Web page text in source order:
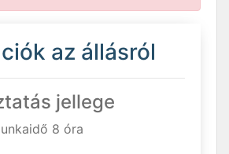
az állásról
jellege
8 óra